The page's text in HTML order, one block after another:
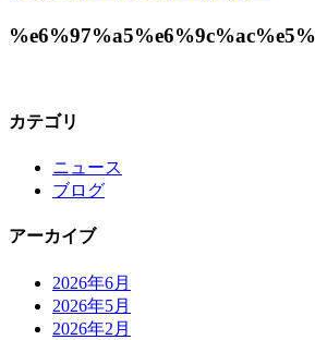
カテゴリ
ニュース
ブログ
アーカイブ
2026年6月
2026年5月
2026年2月